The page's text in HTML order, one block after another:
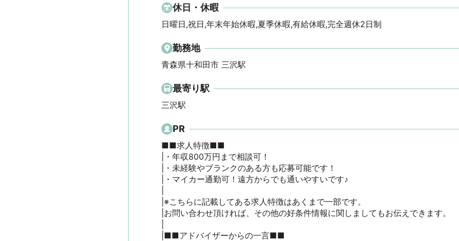
休日・休暇
日曜日,祝日,年末年始休暇,夏季休暇,有給休暇,完全週休2日制
勤務地
青森県十和田市 三沢駅
最寄り駅
三沢駅
PR
■■求人特徴■■
|・年収800万円まで相談可！
|・未経験やブランクのある方も応募可能です！
|・マイカー通勤可！遠方からでも通いやすいです♪
|※こちらに記載してある求人特徴はあくまで一部です。
|お問い合わせ頂ければ、その他の好条件情報に関しましてもお伝えできます。
|■■アドバイザーからの一言■■